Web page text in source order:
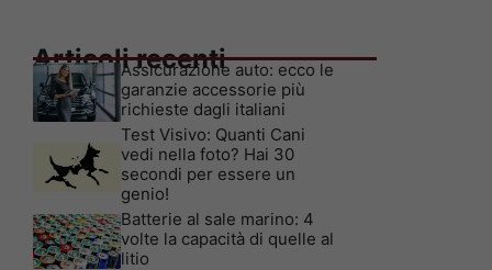
Articoli recenti
Assicurazione auto: ecco le
garanzie accessorie più
richieste dagli italiani
Test Visivo: Quanti Cani
vedi nella foto? Hai 30
secondi per essere un
genio!
Batterie al sale marino: 4
volte la capacità di quelle al
litio